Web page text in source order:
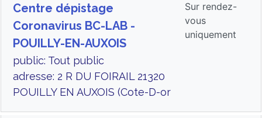
Centre dépistage
Coronavirus BC-LAB -
POUILLY-EN-AUXOIS
public: Tout public
adresse: 2 R DU FOIRAIL 21320
POUILLY EN AUXOIS (Cote-D-or
Sur rendez-
vous
uniquement